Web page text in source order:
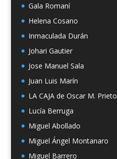
Gala Romaní
Helena Cosano
Inmaculada Durán
Johari Gautier
Jose Manuel Sala
Juan Luis Marín
LA CAJA de Oscar M. Prieto
Lucía Berruga
Miguel Abollado
Miguel Ángel Montanaro
Miguel Barrero